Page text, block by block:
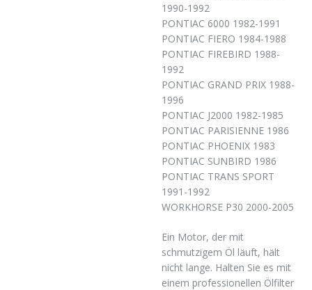
1990-1992
PONTIAC 6000 1982-1991
PONTIAC FIERO 1984-1988
PONTIAC FIREBIRD 1988-
1992
PONTIAC GRAND PRIX 1988-
1996
PONTIAC J2000 1982-1985
PONTIAC PARISIENNE 1986
PONTIAC PHOENIX 1983
PONTIAC SUNBIRD 1986
PONTIAC TRANS SPORT
1991-1992
WORKHORSE P30 2000-2005
Ein Motor, der mit
schmutzigem Öl läuft, hält
nicht lange. Halten Sie es mit
einem professionellen Ölfilter